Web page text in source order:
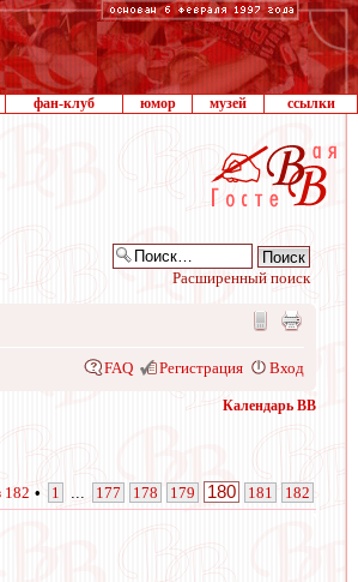
фан-клуб юмор музей ссылки
Расширенный поиск
FAQ Регистрация Вход
Календарь ВВ
182 • 1 177 178 179 180 181 182